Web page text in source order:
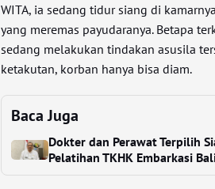
WITA, ia sedang tidur siang di
yang meremas payudaranya. Betapa
sedang melakukan tindakan asusila
ketakutan, korban hanya bisa diam.
Baca Juga
Dokter dan Perawat Terpilih
Pelatihan TKHK Embarkasi